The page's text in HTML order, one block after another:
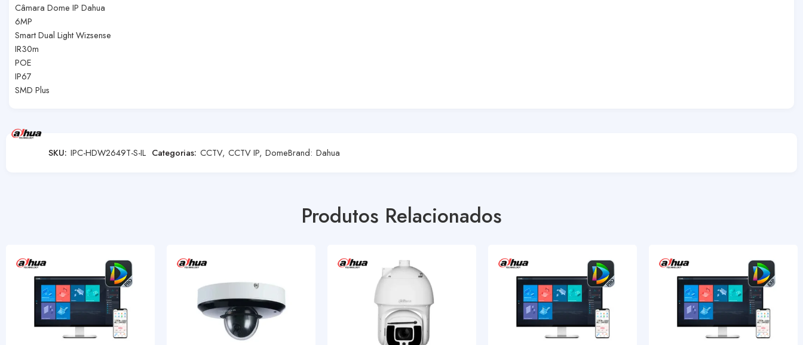
Câmara Dome IP Dahua
6MP
Smart Dual Light Wizsense
IR30m
POE
IP67
SMD Plus
SKU: IPC-HDW2649T-S-IL Categorias: CCTV, CCTV IP, DomeBrand: Dahua
Produtos Relacionados